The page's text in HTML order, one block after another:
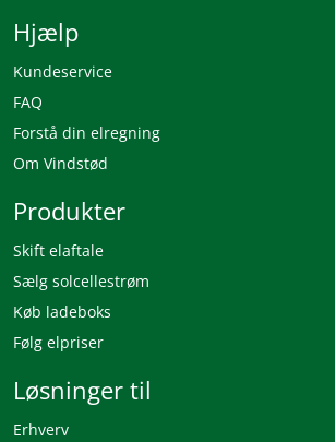
Hjælp
Kundeservice
FAQ
Forstå din elregning
Om Vindstød
Produkter
Skift elaftale
Sælg solcellestrøm
Køb ladeboks
Følg elpriser
Løsninger til
Erhverv